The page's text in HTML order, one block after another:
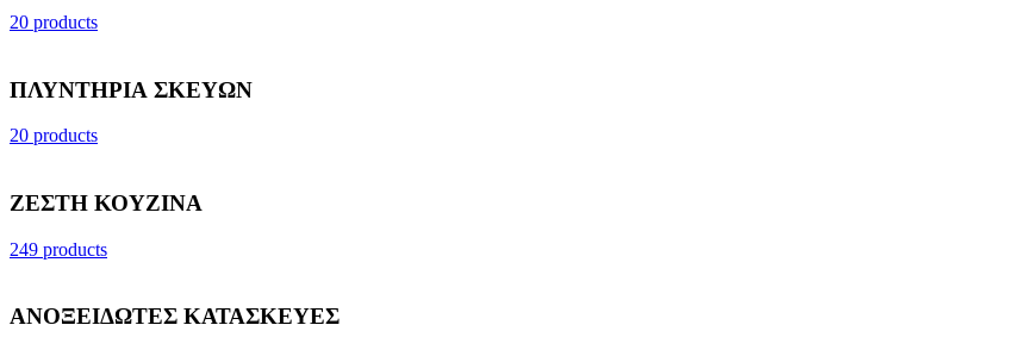
20 products
ΠΛΥΝΤΗΡΙΑ ΣΚΕΥΩΝ
20 products
ΖΕΣΤΗ ΚΟΥΖΙΝΑ
249 products
ΑΝΟΞΕΙΔΩΤΕΣ ΚΑΤΑΣΚΕΥΕΣ